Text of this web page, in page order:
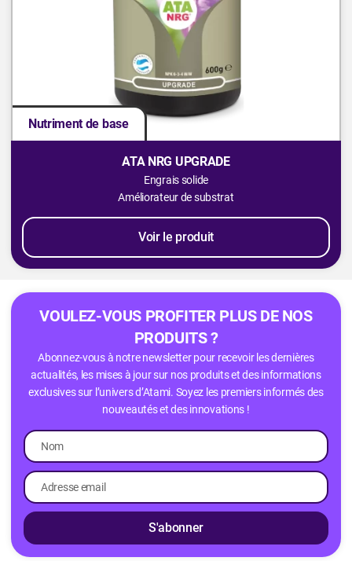
Nutriment de base
ATA NRG UPGRADE
Engrais solide
Améliorateur de substrat
Voir le produit
VOULEZ-VOUS PROFITER PLUS DE NOS
PRODUITS ?
Abonnez-vous à notre newsletter pour recevoir les dernières
actualités, les mises à jour sur nos produits et des informations
exclusives sur l’univers d’Atami. Soyez les premiers informés des
nouveautés et des innovations !
S'abonner